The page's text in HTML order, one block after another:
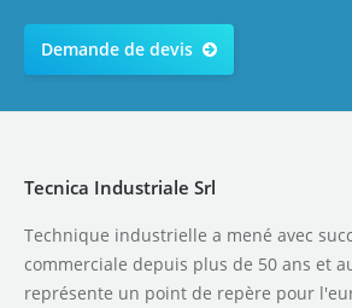
Demande de devis
Tecnica Industriale Srl
Technique industrielle a mené avec
commerciale depuis plus de 50 ans et
représente un point de repère pour